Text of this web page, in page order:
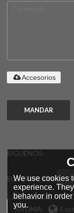
Accesorios
MANDAR
SÍGUENOS:
SUSCRIPCIÓN
IDIOMA:
We use cookies
experience.
behavior in
you.